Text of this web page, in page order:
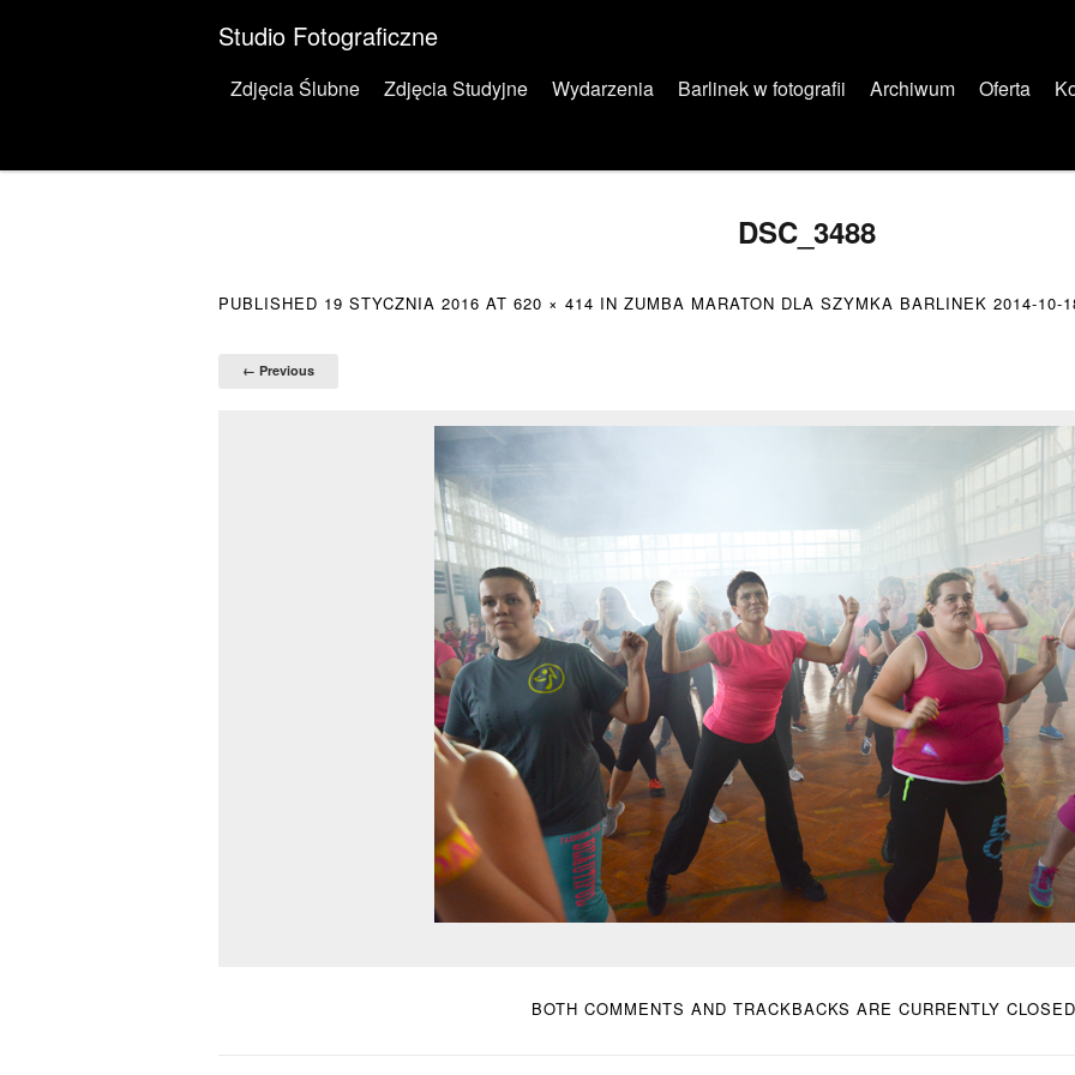
Studio Fotograficzne
Menu
Skip to content
Zdjęcia Ślubne Zdjęcia Studyjne Wydarzenia Barlinek w fotografii Archiwum Oferta
DSC_3488
PUBLISHED 19 STYCZNIA 2016 AT 620 × 414 IN ZUMBA MARATON DLA SZYMKA BARLINEK 2014-10-
← Previous
BOTH COMMENTS AND TRACKBACKS ARE CURRENTLY